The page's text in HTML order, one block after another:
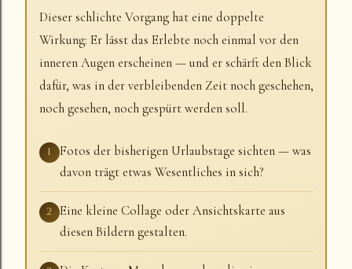
Dieser schlichte Vorgang hat eine doppelte
Wirkung: Er lässt das Erlebte noch einmal vor den
inneren Augen erscheinen — und er schärft den Blick
dafür, was in der verbleibenden Zeit noch geschehen,
noch gesehen, noch gespürt werden soll.
1
Fotos der bisherigen Urlaubstage sichten — was
davon trägt etwas Wesentliches in sich?
2 Eine kleine Collage oder Ansichtskarte aus
diesen Bildern gestalten.